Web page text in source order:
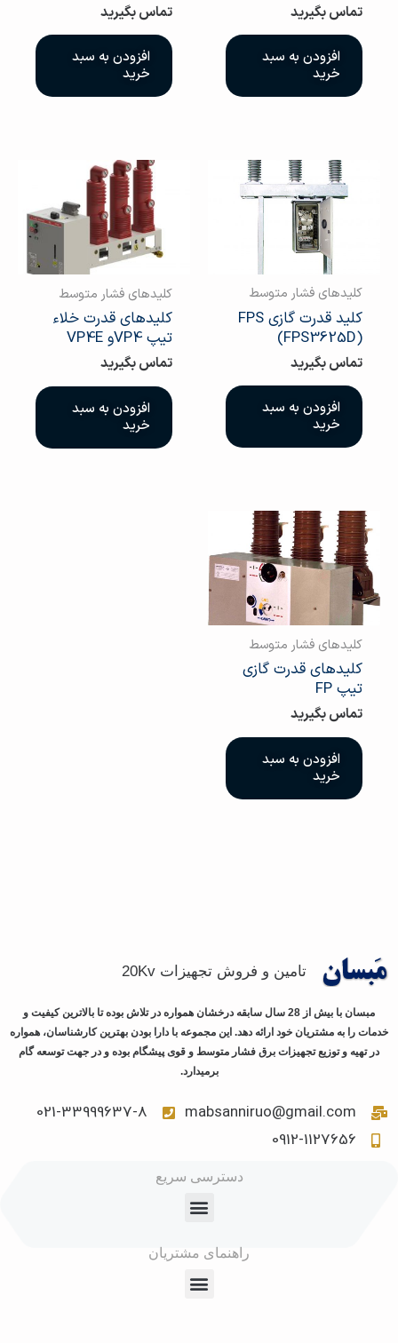
تماس بگیرید
افزودن به سبد
خرید
تماس بگیرید
افزودن به سبد
خرید
کلیدهای فشار متوسط
کلید قدرت گازی FPS
(FPS3625D)
تماس بگیرید
افزودن به سبد
خرید
کلیدهای فشار متوسط
کلیدهای قدرت خلاء
تیپ VP4و VP4E
تماس بگیرید
افزودن به سبد
خرید
کلیدهای فشار متوسط
کلیدهای قدرت گازی
تیپ FP
تماس بگیرید
افزودن به سبد
خرید
تامین و فروش تجهیزات 20Kv
مبسان با بیش از 28 سال سابقه درخشان همواره در تلاش بوده تا بالاترین کیفیت و
خدمات را به مشتریان خود ارائه دهد. این مجموعه با دارا بودن بهترین کارشناسان، همواره
در تهیه و توزیع تجهیزات برق فشار متوسط و قوی پیشگام بوده و در جهت توسعه گام
برمیدارد.
mabsanniruo@gmail.com
021-33999637-8
0912-1127656
دسترسی سریع
راهنمای مشتریان